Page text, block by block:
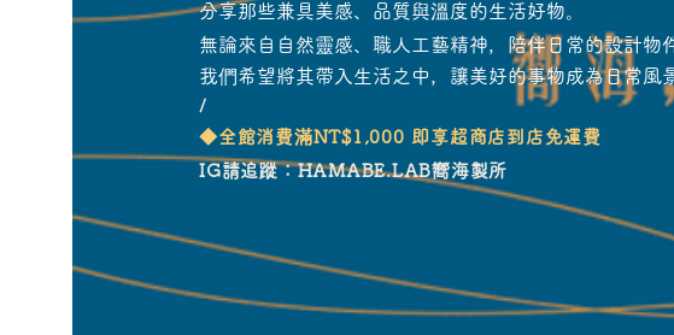
分享那些兼具美感、品質與溫度的生活好物。
無論來自自然靈感、職人工藝精神，陪伴日常的設計物
我們希望將其帶入生活之中，讓美好的事物成為日常風
/
​◆全館消費滿NT$1,000 即享超商店到店免運費
IG請追蹤：HAMABE.LAB嚮海製所